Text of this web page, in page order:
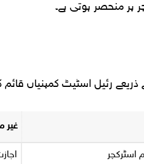
پر منحصر ہوتی ہے۔
رئیل اسٹیٹ کمپنیاں قائم
غیر